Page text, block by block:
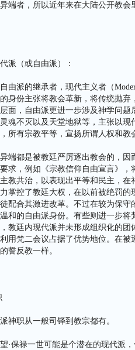
端者，所以近年来在大陆公开教
派（或自由派）：
由派的继承者，现代主义者（
身份主张将教会革新，将传统抛
面，自由派更进一步涉及神学问
魂不灭以及天堂地狱等，主张以
所有宗教平等，宣扬所谓人权和教
端都是被教廷严厉逐出教会的，
求，例如《宗教信仰自由宣言》
教共治，以表现出平等和民主，
掌控了教廷大权，在以前被绝罚
配合其激进改革。不过在较为保
和的自由派身份。有些则进一步
教廷内现代派并未形成组织化的
用梵二会议占据了优势地位。在
誓反教一样。
神职从一般司铎到教宗都有。
·保禄一世可能是个潜在的现代派